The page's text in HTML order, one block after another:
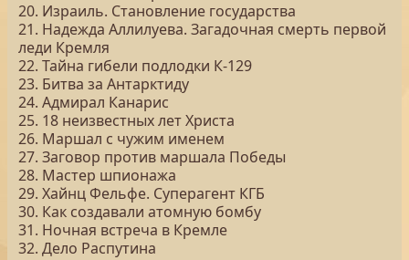
20. Израиль. Становление государства
21. Надежда Аллилуева. Загадочная смерть первой
леди Кремля
22. Тайна гибели подлодки К-129
23. Битва за Антарктиду
24. Адмирал Канарис
25. 18 неизвестных лет Христа
26. Маршал с чужим именем
27. Заговор против маршала Победы
28. Мастер шпионажа
29. Хайнц Фельфе. Суперагент КГБ
30. Как создавали атомную бомбу
31. Ночная встреча в Кремле
32. Дело Распутина